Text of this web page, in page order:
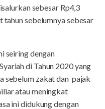
sebesar Rp4,3
sebelumnya sebesar
seiring dengan
di Tahun 2020 yang
sebelum zakat dan pajak
atau meningkat
ini didukung dengan